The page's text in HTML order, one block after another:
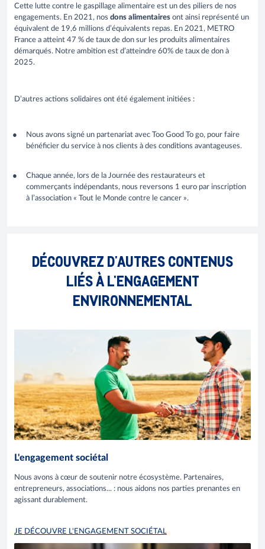
Cette lutte contre le gaspillage alimentaire est un des piliers de nos
engagements. En 2021, nos dons alimentaires ont ainsi représenté un
équivalent de 19,6 millions d’équivalents repas. En 2021, METRO
France a atteint 47 % de taux de don sur les produits alimentaires
démarqués. Notre ambition est d’atteindre 60% de taux de don à
2025.
D’autres actions solidaires ont été également initiées :
Nous avons signé un partenariat avec Too Good To go, pour faire
bénéficier du service à nos clients à des conditions avantageuses.
Chaque année, lors de la Journée des restaurateurs et
commerçants indépendants, nous reversons 1 euro par inscription
à l’association « Tout le Monde contre le cancer ».
DÉCOUVREZ D'AUTRES CONTENUS
LIÉS À L'ENGAGEMENT
ENVIRONNEMENTAL
L'engagement sociétal
Nous avons à cœur de soutenir notre écosystème. Partenaires,
entrepreneurs, associations... : nous aidons nos parties prenantes en
agissant durablement.
JE DÉCOUVRE L'ENGAGEMENT SOCIÉTAL